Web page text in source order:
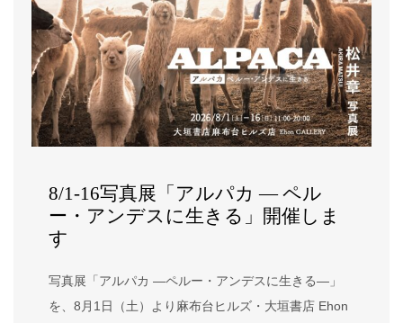
8/1-16写真展「アルパカ ― ペル
ー・アンデスに生きる」開催しま
す
写真展「アルパカ ―ペルー・アンデスに生きる―」
を、8月1日（土）より麻布台ヒルズ・大垣書店 Ehon